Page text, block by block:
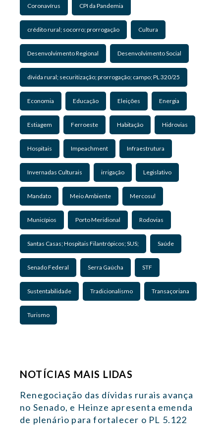
Coronavírus CPI da Pandemia
crédito rural; socorro; prorrogação Cultura
Desenvolvimento Regional Desenvolvimento Social
dívida rural; securitização; prorrogação; campo; PL 320/25
Economia Educação Eleições Energia
Estiagem Ferroeste Habitação Hidrovias
Hospitais Impeachment Infraestrutura
Invernadas Culturais irrigação Legislativo
Mandato Meio Ambiente Mercosul
Municípios Porto Meridional Rodovias
Santas Casas; Hospitais Filantrópicos; SUS; Saúde
Senado Federal Serra Gaúcha STF
Sustentabilidade Tradicionalismo Transaçoriana
Turismo
NOTÍCIAS MAIS LIDAS
Renegociação das dívidas rurais avança
no Senado, e Heinze apresenta emenda
de plenário para fortalecer o PL 5.122